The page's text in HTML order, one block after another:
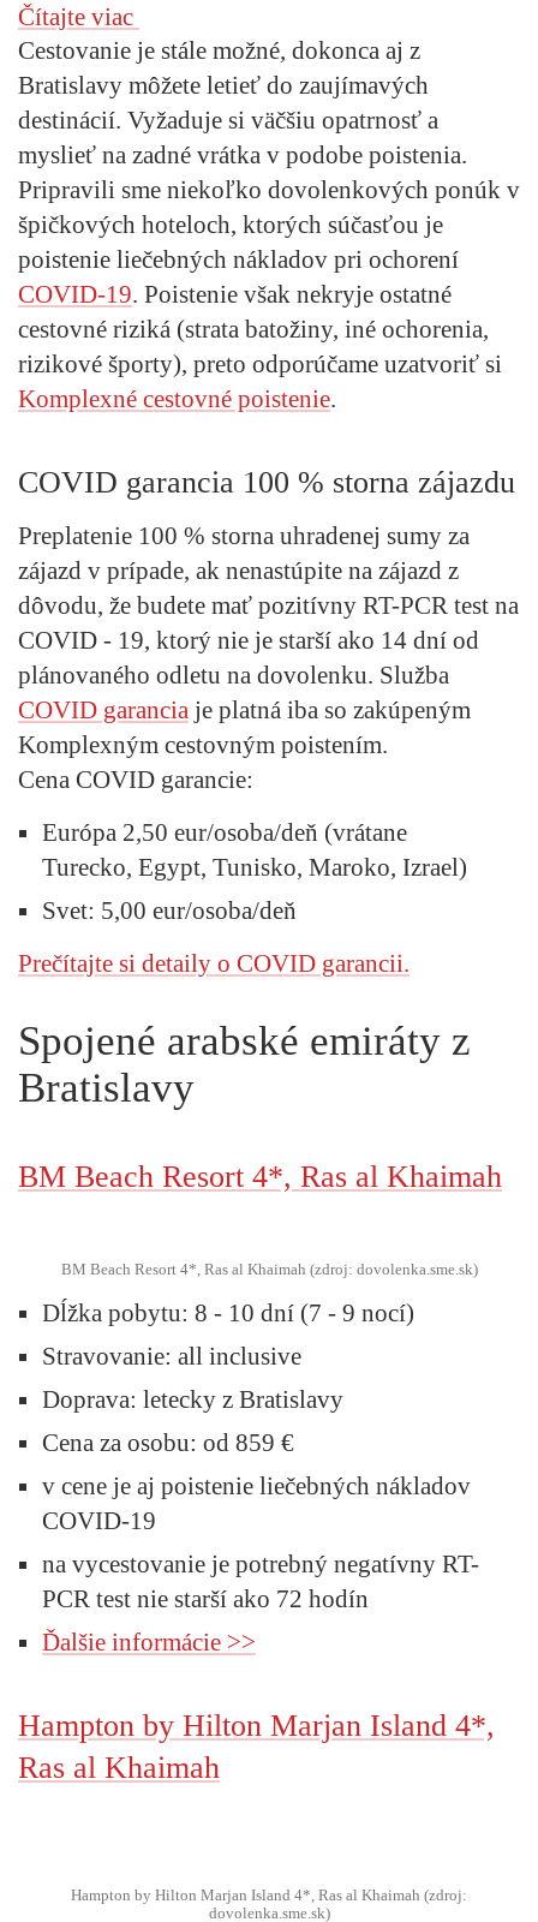
Čítajte viac
Cestovanie je stále možné, dokonca aj z
Bratislavy môžete letieť do zaujímavých
destinácií. Vyžaduje si väčšiu opatrnosť a
myslieť na zadné vrátka v podobe poistenia.
Pripravili sme niekoľko dovolenkových ponúk v
špičkových hoteloch, ktorých súčasťou je
poistenie liečebných nákladov pri ochorení
COVID-19. Poistenie však nekryje ostatné
cestovné riziká (strata batožiny, iné ochorenia,
rizikové športy), preto odporúčame uzatvoriť si
Komplexné cestovné poistenie.
COVID garancia 100 % storna zájazdu
Preplatenie 100 % storna uhradenej sumy za
zájazd v prípade, ak nenastúpite na zájazd z
dôvodu, že budete mať pozitívny RT-PCR test na
COVID - 19, ktorý nie je starší ako 14 dní od
plánovaného odletu na dovolenku. Služba
COVID garancia je platná iba so zakúpeným
Komplexným cestovným poistením.
Cena COVID garancie:
Európa 2,50 eur/osoba/deň (vrátane
Turecko, Egypt, Tunisko, Maroko, Izrael)
Svet: 5,00 eur/osoba/deň
Prečítajte si detaily o COVID garancii.
Spojené arabské emiráty z
Bratislavy
BM Beach Resort 4*, Ras al Khaimah
BM Beach Resort 4*, Ras al Khaimah (zdroj: dovolenka.sme.sk)
Dĺžka pobytu: 8 - 10 dní (7 - 9 nocí)
Stravovanie: all inclusive
Doprava: letecky z Bratislavy
Cena za osobu: od 859 €
v cene je aj poistenie liečebných nákladov
COVID-19
na vycestovanie je potrebný negatívny RT-
PCR test nie starší ako 72 hodín
Ďalšie informácie >>
Hampton by Hilton Marjan Island 4*,
Ras al Khaimah
Hampton by Hilton Marjan Island 4*, Ras al Khaimah (zdroj:
dovolenka.sme.sk)